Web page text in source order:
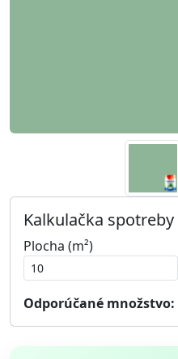
Kalkulačka spotreby
Plocha (m²)
Odporúčané množstvo: